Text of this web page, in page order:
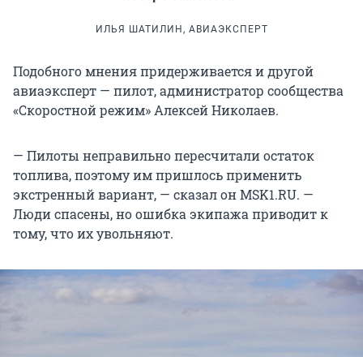
ИЛЬЯ ШАТИЛИН, АВИАЭКСПЕРТ
Подобного мнения придерживается и другой
авиаэксперт — пилот, администратор сообщества
«Скоростной режим» Алексей Николаев.
— Пилоты неправильно пересчитали остаток
топлива, поэтому им пришлось применить
экстренный вариант, — сказал он MSK1.RU. —
Люди спасены, но ошибка экипажа приводит к
тому, что их увольняют.